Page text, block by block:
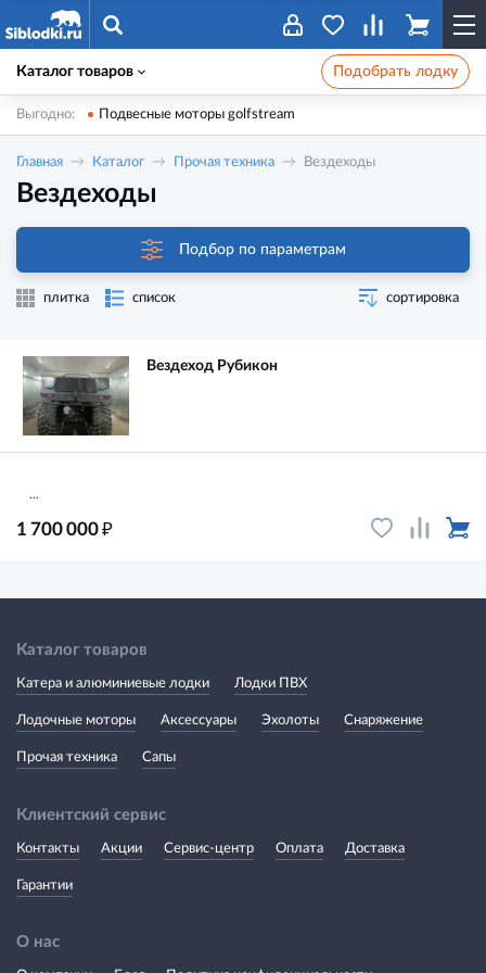
Каталог товаров Подобрать лодку
Выгодно: Подвесные моторы golfstream
Главная Каталог Прочая техника Вездеходы
Вездеходы
Подбор по параметрам
плитка список сортировка
Вездеход Рубикон
...
1 700 000₽
Каталог товаров
Катера и алюминиевые лодки Лодки ПВХ
Лодочные моторы Аксессуары Эхолоты Снаряжение
Прочая техника Сапы
Клиентский сервис
Контакты Акции Сервис-центр Оплата Доставка
Гарантии
О нас